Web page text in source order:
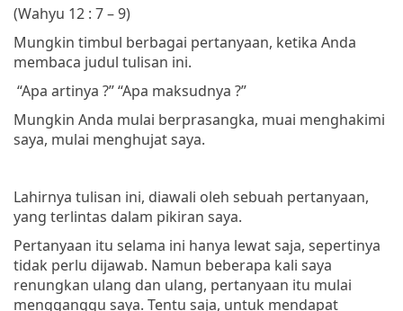
(Wahyu 12 : 7 – 9)
Mungkin timbul berbagai pertanyaan, ketika Anda
membaca judul tulisan ini.
“Apa artinya ?”“Apa maksudnya ?”
Mungkin Anda mulai berprasangka, muai menghakimi
saya, mulai menghujat saya.
Lahirnya tulisan ini, diawali oleh sebuah pertanyaan,
yang terlintas dalam pikiran saya.
Pertanyaan itu selama ini hanya lewat saja, sepertinya
tidak perlu dijawab. Namun beberapa kali saya
renungkan ulang dan ulang, pertanyaan itu mulai
mengganggu saya. Tentu saja, untuk mendapat